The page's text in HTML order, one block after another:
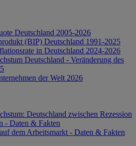
Deutschland 2005-2026
(BIP) Deutschland 1991-2025
in Deutschland 2024-2026
Deutschland - Veränderung des
der Welt 2026
Deutschland zwischen Rezession
- Daten & Fakten
dem Arbeitsmarkt - Daten & Fakten